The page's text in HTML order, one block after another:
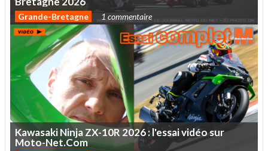
Grande-Bretagne 1 commentaire
KawasakiNinjaZX-10R2026:l'essaividéosur
Moto-Net.Com